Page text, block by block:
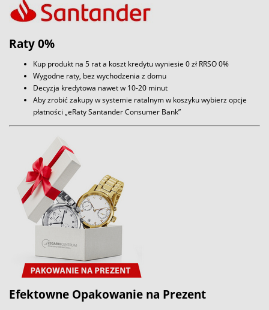
Raty 0%
Kup produkt na 5 rat a koszt kredytu wyniesie 0 zł RRSO 0%
Wygodne raty, bez wychodzenia z domu
Decyzja kredytowa nawet w 10-20 minut
Aby zrobić zakupy w systemie ratalnym w koszyku wybierz opcje
płatności „eRaty Santander Consumer Bank”
Efektowne Opakowanie na Prezent